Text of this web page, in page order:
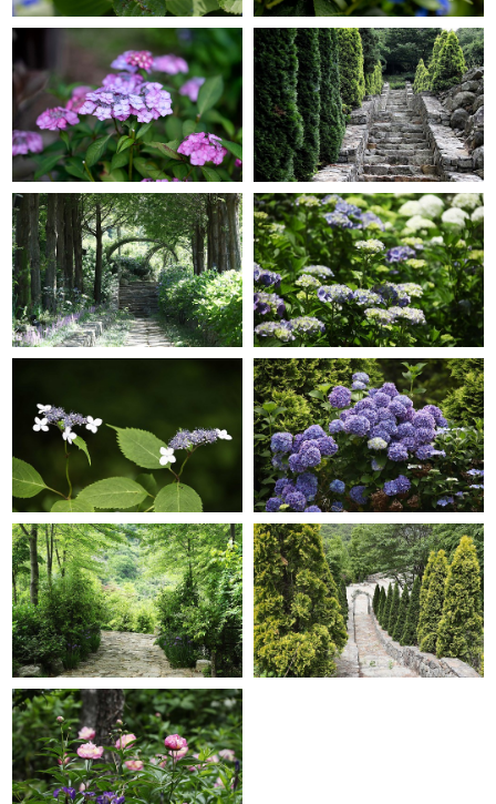
GRACE GARDEN GRACE GARDEN
GRACE GARDEN GRACE GARDEN
GRACE GARDEN GRACE GARDEN
GRACE GARDEN GRACE GARDEN
GRACE GARDEN